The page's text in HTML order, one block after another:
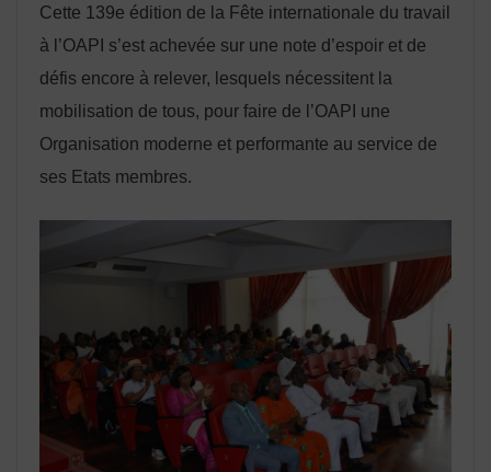
Cette 139e édition de la Fête internationale du travail
à l’OAPI s’est achevée sur une note d’espoir et de
défis encore à relever, lesquels nécessitent la
mobilisation de tous, pour faire de l’OAPI une
Organisation moderne et performante au service de
ses Etats membres.